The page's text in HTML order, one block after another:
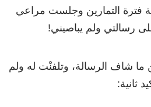
فترة التمارين وجلست مراعي
رسالتي ولم يباصيني!
شاف الرسالة، وتلفنْت له ولم
ثانية: